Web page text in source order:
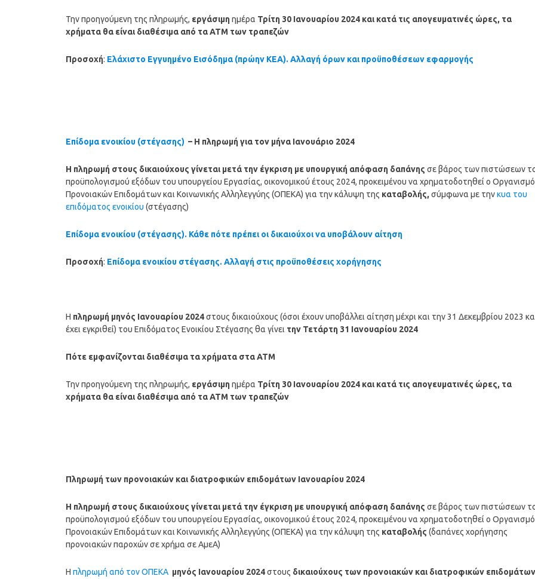
Την προηγούμενη της πληρωμής, εργάσιμηημέρα Τρίτη 30 Ιανουαρίου 2024 και κατά τις απογευματινές ώρες, τα
χρήματα θα είναι διαθέσιμα από τα ΑΤΜ των τραπεζών
Προσοχή: Ελάχιστο Εγγυημένο Εισόδημα (πρώην ΚΕΑ). Αλλαγή όρων και προϋποθέσεων εφαρμογής
Επίδομα ενοικίου (στέγασης) – Η πληρωμή για τον μήνα Ιανουάριο 2024
Η πληρωμή στους δικαιούχους γίνεται μετά την έγκριση με υπουργική απόφαση δαπάνης σε βάρος των πιστώσεων
προϋπολογισμού εξόδων του υπουργείου Εργασίας, οικονομικού έτους 2024, προκειμένου να χρηματοδοτηθεί ο
Προνοιακών Επιδομάτων και Κοινωνικής Αλληλεγγύης (ΟΠΕΚΑ) για την κάλυψη της καταβολής, σύμφωνα με τηνκυα του
επιδόματος ενοικίου (στέγασης)
Επίδομα ενοικίου (στέγασης). Κάθε πότε πρέπει οι δικαιούχοι να υποβάλουν αίτηση
Προσοχή: Επίδομα ενοικίου στέγασης. Αλλαγή στις προϋποθέσεις χορήγησης
Η πληρωμή μηνός Ιανουαρίου 2024στους δικαιούχους (όσοι έχουν υποβάλλει αίτηση μέχρι και την 31 Δεκεμβρίου 2023
έχει εγκριθεί) του Επιδόματος Ενοικίου Στέγασης θα γίνει την Τετάρτη 31 Ιανουαρίου 2024
Πότε εμφανίζονται διαθέσιμα τα χρήματα στα ΑΤΜ
Την προηγούμενη της πληρωμής, εργάσιμηημέρα Τρίτη 30 Ιανουαρίου 2024 και κατά τις απογευματινές ώρες, τα
χρήματα θα είναι διαθέσιμα από τα ΑΤΜ των τραπεζών
Πληρωμή των προνοιακών και διατροφικών επιδομάτων Ιανουαρίου 2024
Η πληρωμή στους δικαιούχους γίνεται μετά την έγκριση με υπουργική απόφαση δαπάνης σε βάρος των πιστώσεων
προϋπολογισμού εξόδων του υπουργείου Εργασίας, οικονομικού έτους 2024, προκειμένου να χρηματοδοτηθεί ο
Προνοιακών Επιδομάτων και Κοινωνικής Αλληλεγγύης (ΟΠΕΚΑ) για την κάλυψη της καταβολής (δαπάνες χορήγησης
προνοιακών παροχών σε χρήμα σε ΑμεΑ)
Η πληρωμή από τον ΟΠΕΚΑ μηνός Ιανουαρίου 2024στους δικαιούχους των προνοιακών και διατροφικών επιδομάτων